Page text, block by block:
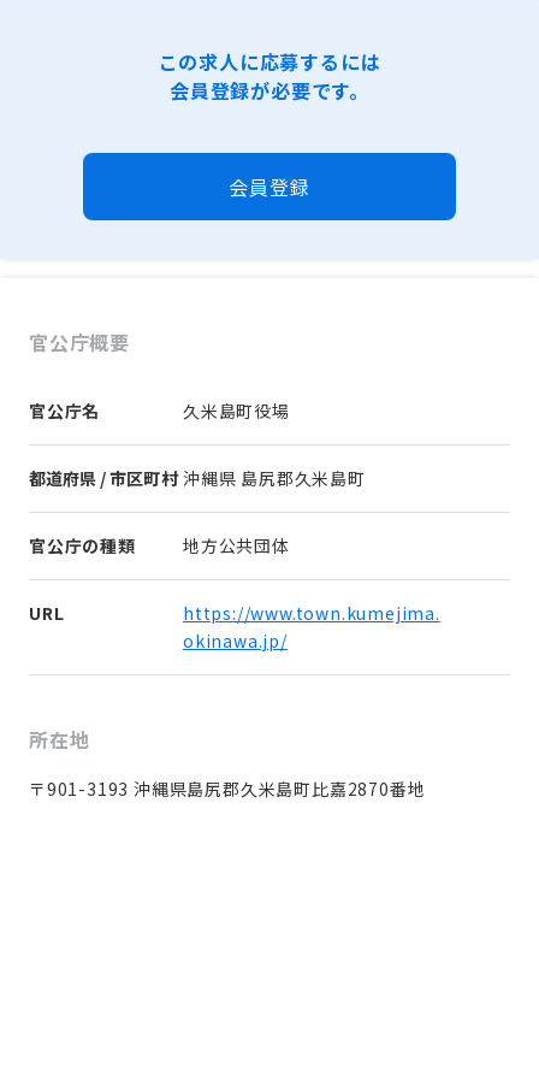
この求人に応募するには
会員登録が必要です。
会員登録
官公庁概要
官公庁名 久米島町役場
都道府県 / 市区町村 沖縄県 島尻郡久米島町
官公庁の種類 地方公共団体
URL
https://www.town.kumejima.
okinawa.jp/
所在地
〒901-3193 沖縄県島尻郡久米島町比嘉2870番地